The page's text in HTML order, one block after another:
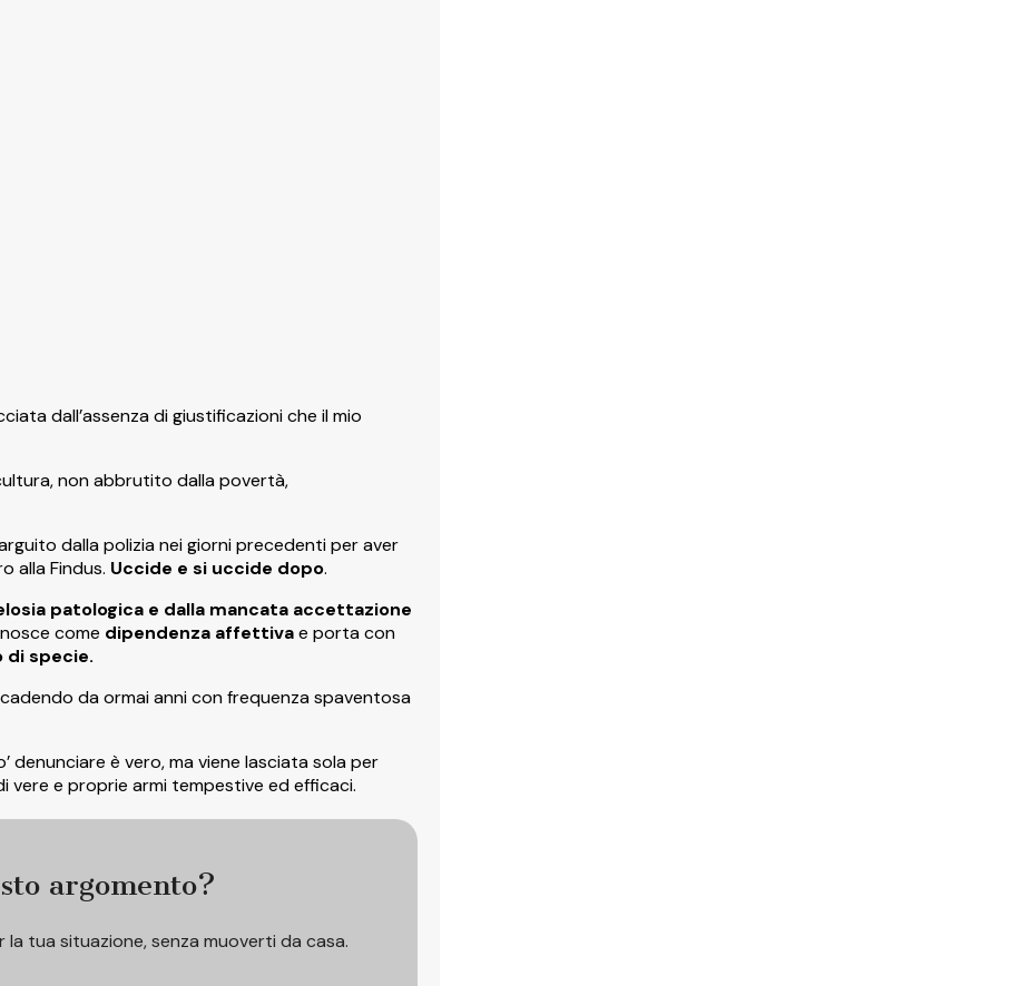
dall’assenza di giustificazioni che il mio
non abbrutito dalla povertà,
dalla polizia nei giorni precedenti per aver
alla Findus. Uccide e si uccide dopo.
patologica e dalla mancata accettazione
come dipendenza affettivae porta con
di specie.
da ormai anni con frequenza spaventosa
denunciare è vero, ma viene lasciata sola per
vere e proprie armi tempestive ed efficaci.
argomento?
tua situazione, senza muoverti da casa.